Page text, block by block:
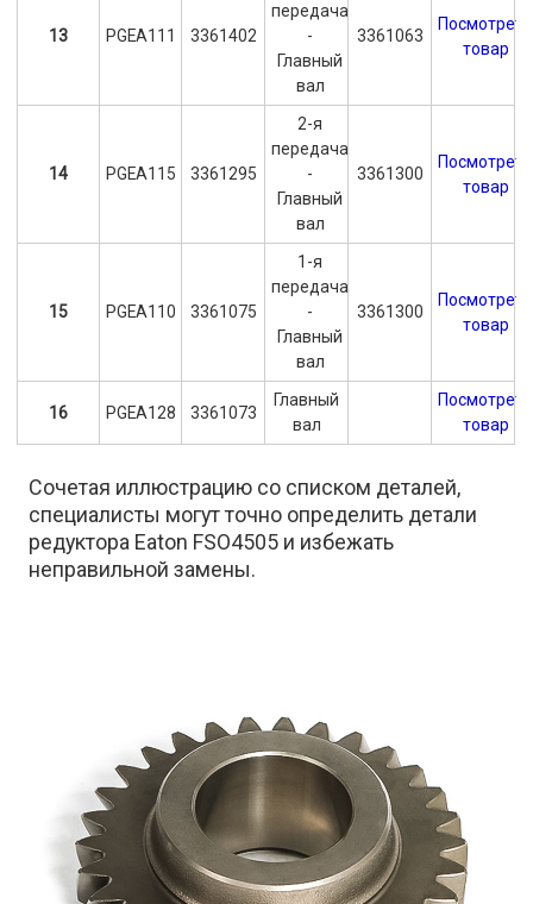
13 PGEA111 3361402
передача
-
Главный
вал
3361063
Посмотреть
товар
14 PGEA115 3361295
2-я
передача
-
Главный
вал
3361300
Посмотреть
товар
15 PGEA110 3361075
1-я
передача
-
Главный
вал
3361300
Посмотреть
товар
16 PGEA128 3361073
Главный
вал
Посмотреть
товар
Сочетая иллюстрацию со списком деталей,
специалисты могут точно определить детали
редуктора Eaton FSO4505 и избежать
неправильной замены.